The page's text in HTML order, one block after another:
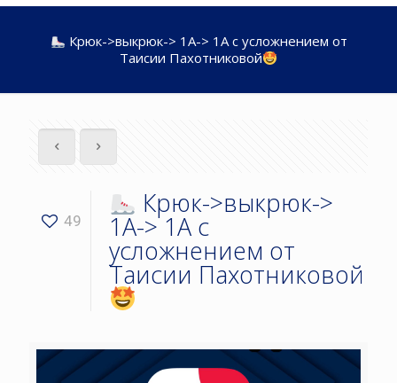
Крюк->выкрюк-> 1А-> 1А с усложнением от
Таисии Пахотниковой
49
Крюк->выкрюк->
1А-> 1А с
усложнением от
Таисии Пахотниковой